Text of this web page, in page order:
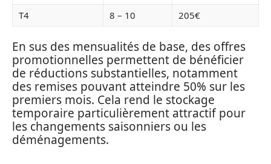
T4
8 – 10 205€
En sus des mensualités de base, des offres
promotionnelles permettent de bénéficier
de réductions substantielles, notamment
des remises pouvant atteindre 50% sur les
premiers mois. Cela rend le stockage
temporaire particulièrement attractif pour
les changements saisonniers ou les
déménagements.